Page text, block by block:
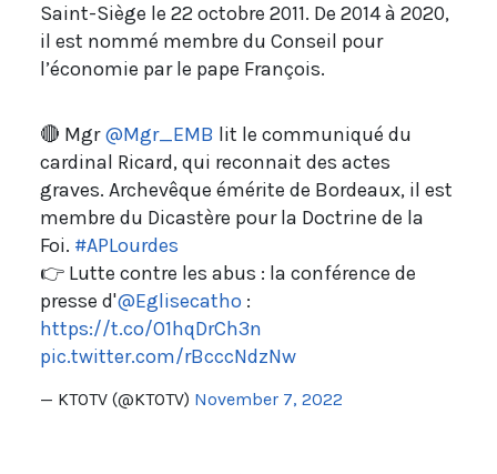
Saint-Siège le 22 octobre 2011. De 2014 à 2020,
il est nommé membre du Conseil pour
l’économie par le pape François.
🔴 Mgr@Mgr_EMB lit le communiqué du
cardinal Ricard, qui reconnait des actes
graves. Archevêque émérite de Bordeaux, il est
membre du Dicastère pour la Doctrine de la
Foi. #APLourdes
👉 Lutte contre les abus : la conférence de
presse d'@Eglisecatho :
https://t.co/O1hqDrCh3n
pic.twitter.com/rBcccNdzNw
— KTOTV (@KTOTV) November 7, 2022